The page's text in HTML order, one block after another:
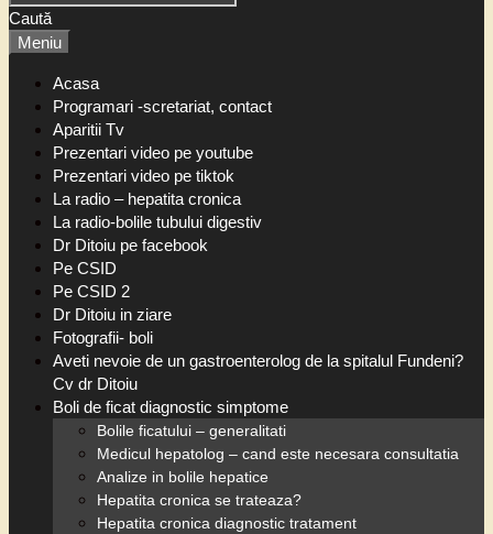
Caută
Meniu
Acasa
Programari -scretariat, contact
Aparitii Tv
Prezentari video pe youtube
Prezentari video pe tiktok
La radio – hepatita cronica
La radio-bolile tubului digestiv
Dr Ditoiu pe facebook
Pe CSID
Pe CSID 2
Dr Ditoiu in ziare
Fotografii- boli
Aveti nevoie de un gastroenterolog de la spitalul Fundeni?
Cv dr Ditoiu
Boli de ficat diagnostic simptome
Bolile ficatului – generalitati
Medicul hepatolog – cand este necesara consultatia
Analize in bolile hepatice
Hepatita cronica se trateaza?
Hepatita cronica diagnostic tratament